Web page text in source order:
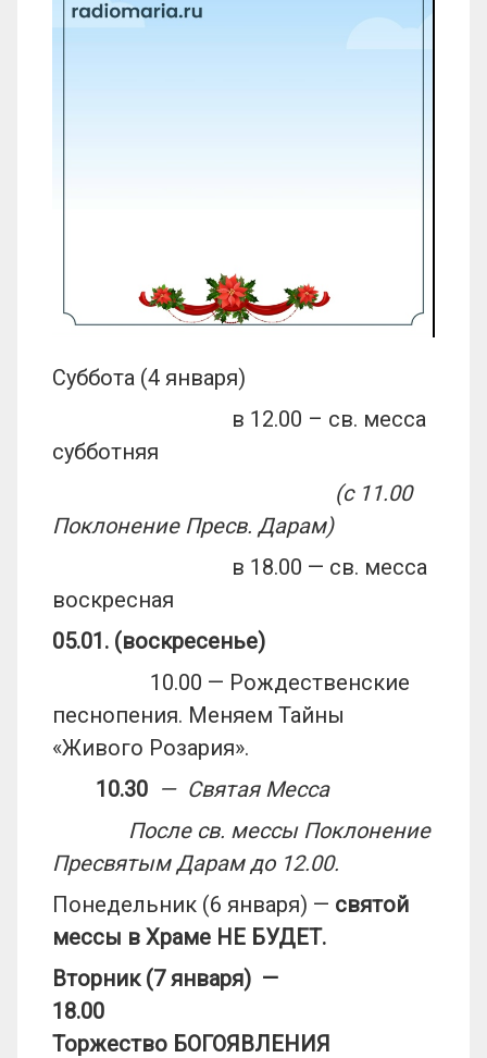
Суббота (4 января)
в 12.00 – св. месса
субботняя
(с 11.00
Поклонение Пресв. Дарам)
в 18.00 — св. месса
воскресная
05.01. (воскресенье)
10.00 — Рождественские
песнопения. Меняем Тайны
«Живого Розария».
10.30 — Святая Месса
После св. мессы Поклонение
Пресвятым Дарам до 12.00.
Понедельник (6 января) — святой
мессы в Храме НЕ БУДЕТ.
Вторник (7 января) —
18.00
Торжество БОГОЯВЛЕНИЯ